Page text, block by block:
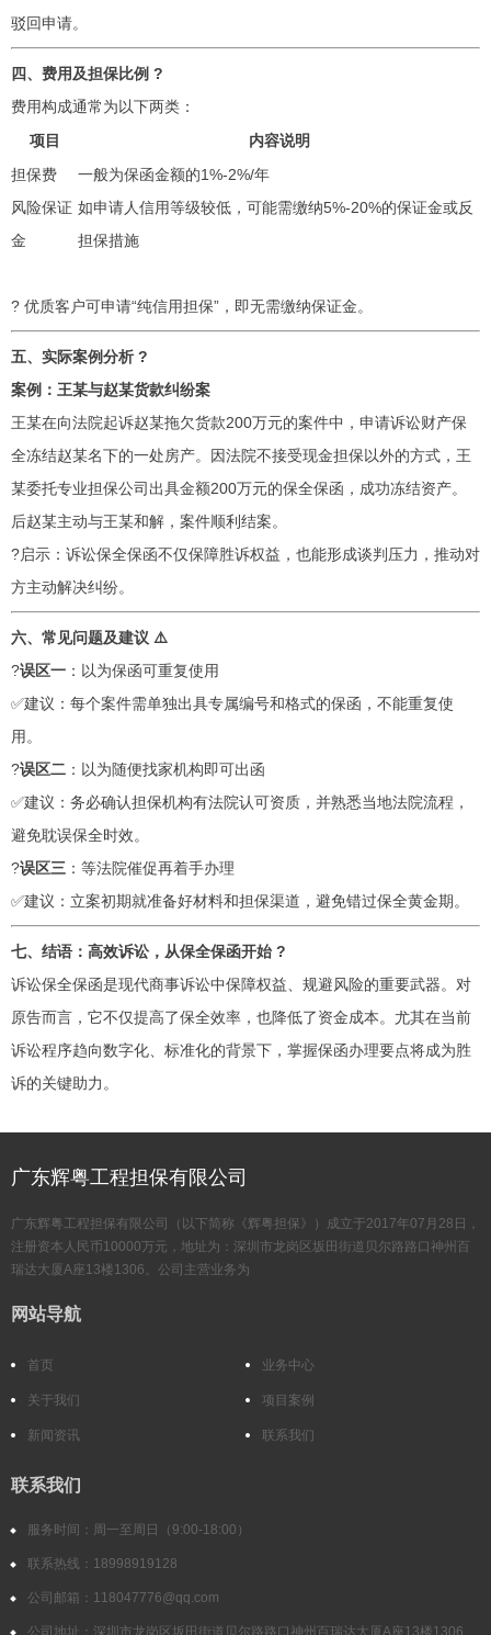
驳回申请。
四、费用及担保比例 ?
费用构成通常为以下两类：
项目
内容说明
担保费
一般为保函金额的1%-2%/年
风险保证
金
如申请人信用等级较低，可能需缴纳5%-20%的保证金或反
担保措施
? 优质客户可申请“纯信用担保”，即无需缴纳保证金。
五、实际案例分析 ?
案例：王某与赵某货款纠纷案
王某在向法院起诉赵某拖欠货款200万元的案件中，申请诉讼财产保
全冻结赵某名下的一处房产。因法院不接受现金担保以外的方式，王
某委托专业担保公司出具金额200万元的保全保函，成功冻结资产。
后赵某主动与王某和解，案件顺利结案。
?启示：诉讼保全保函不仅保障胜诉权益，也能形成谈判压力，推动对
方主动解决纠纷。
六、常见问题及建议 ⚠️
?误区一 ：以为保函可重复使用
✅建议：每个案件需单独出具专属编号和格式的保函，不能重复使
用。
?误区二 ：以为随便找家机构即可出函
✅建议：务必确认担保机构有法院认可资质，并熟悉当地法院流程，
避免耽误保全时效。
?误区三 ：等法院催促再着手办理
✅建议：立案初期就准备好材料和担保渠道，避免错过保全黄金期。
七、结语：高效诉讼，从保全保函开始 ?
诉讼保全保函是现代商事诉讼中保障权益、规避风险的重要武器。对
原告而言，它不仅提高了保全效率，也降低了资金成本。尤其在当前
诉讼程序趋向数字化、标准化的背景下，掌握保函办理要点将成为胜
诉的关键助力。
广东辉粤工程担保有限公司
广东辉粤工程担保有限公司（以下简称《辉粤担保》）成立于2017年07月28日，
注册资本人民币10000万元，地址为：深圳市龙岗区坂田街道贝尔路路口神州百
瑞达大厦A座13楼1306。公司主营业务为
网站导航
首页 业务中心
关于我们 项目案例
新闻资讯 联系我们
联系我们
服务时间：周一至周日（9:00-18:00）
联系热线：18998919128
公司邮箱：118047776@qq.com
公司地址：深圳市龙岗区坂田街道贝尔路路口神州百瑞达大厦A座13楼1306